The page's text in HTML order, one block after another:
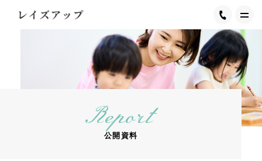
トップ
レイズアップについて
施設設備・環境
Report
公開資料